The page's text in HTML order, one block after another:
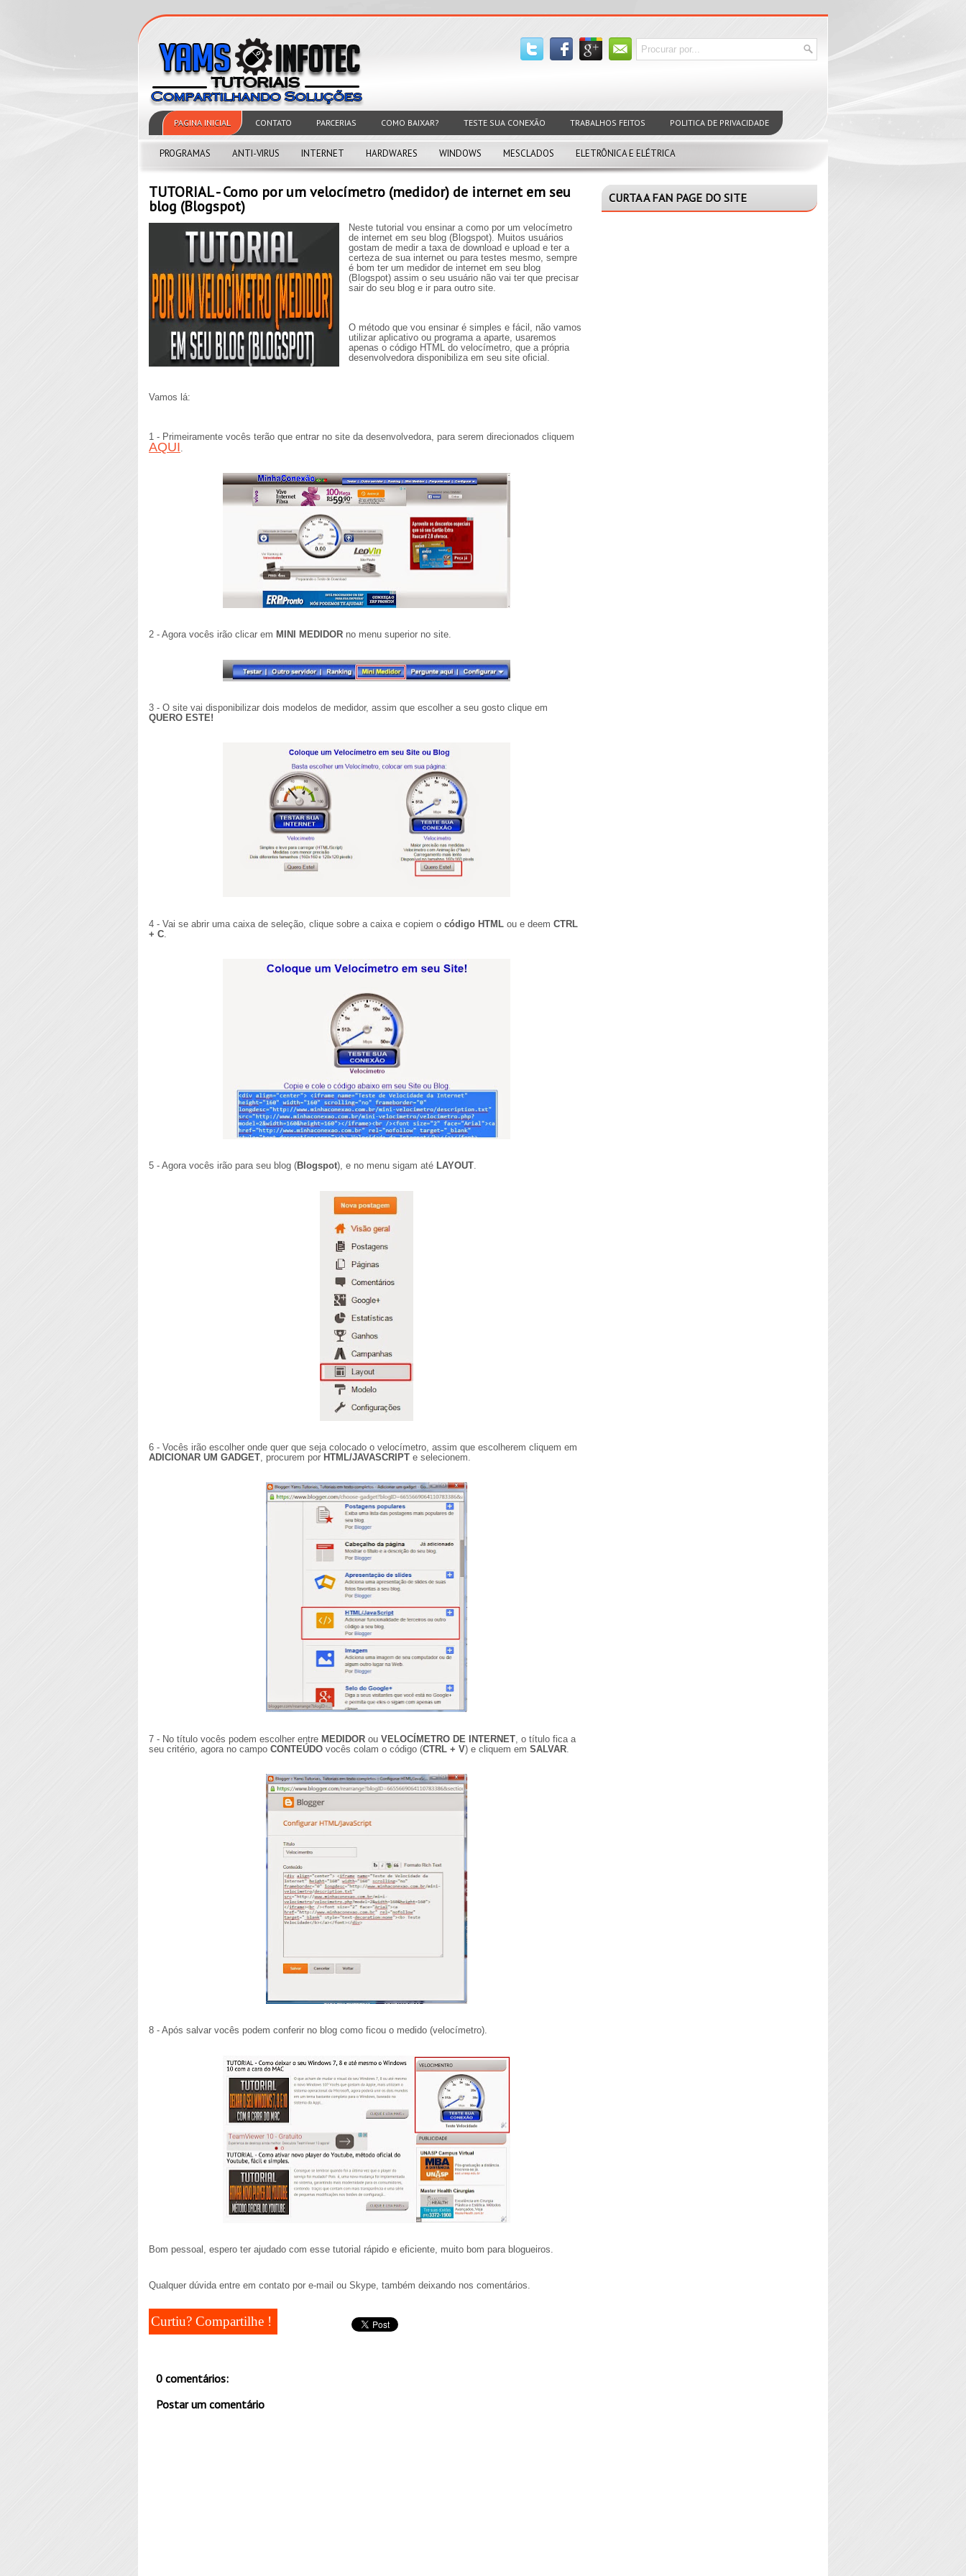
PAGINA INICIAL CONTATO PARCERIAS COMO BAIXAR? TESTE SUA CONEXÃO TRABALHOS FEITOS POLITICA DE PRIVACIDADE
PROGRAMAS ANTI-VIRUS INTERNET HARDWARES WINDOWS MESCLADOS ELETRÔNICA E ELÉTRICA
TUTORIAL - Como por um velocímetro (medidor) de internet em seu
blog (Blogspot)
Neste tutorial vou ensinar a como por um velocímetro
de internet em seu blog (Blogspot). Muitos usuários
gostam de medir a taxa de download e upload e ter a
certeza de sua internet ou para testes mesmo, sempre
é bom ter um medidor de internet em seu blog
(Blogspot) assim o seu usuário não vai ter que precisar
sair do seu blog e ir para outro site.
O método que vou ensinar é simples e fácil, não vamos
utilizar aplicativo ou programa a aparte, usaremos
apenas o código HTML do velocímetro, que a própria
desenvolvedora disponibiliza em seu site oficial.
Vamos lá:
1 - Primeiramente vocês terão que entrar no site da desenvolvedora, para serem direcionados cliquem
AQUI
2 - Agora vocês irão clicar em MINI MEDIDOR no menu superior no site.
3 - O site vai disponibilizar dois modelos de medidor, assim que escolher a seu gosto clique em
QUERO ESTE!
4 - Vai se abrir uma caixa de seleção, clique sobre a caixa e copiem o código HTML ou e deem CTRL
+ C
5 - Agora vocês irão para seu blog (Blogspot), e no menu sigam até LAYOUT.
6 - Vocês irão escolher onde quer que seja colocado o velocímetro, assim que escolherem cliquem em
ADICIONAR UM GADGET , procurem por HTML/JAVASCRIPT e selecionem.
7 - No título vocês podem escolher entre MEDIDOR ou VELOCÍMETRO DE INTERNET , o título fica a
seu critério, agora no campo CONTEÚDO vocês colam o código (CTRL + V) e cliquem em SALVAR
8 - Após salvar vocês podem conferir no blog como ficou o medido (velocímetro).
Bom pessoal, espero ter ajudado com esse tutorial rápido e eficiente, muito bom para blogueiros.
Qualquer dúvida entre em contato por e-mail ou Skype, também deixando nos comentários.
Curtiu? Compartilhe !
0 comentários:
Postar um comentário
CURTA A FAN PAGE DO SITE